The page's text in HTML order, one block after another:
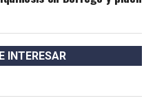
INTERESAR